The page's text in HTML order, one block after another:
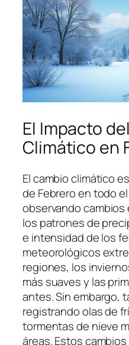
El Impacto
Climático en
El cambio climático
de Febrero en todo
observando
los patrones de
e intensidad de los
meteorológicos
regiones, los
más suaves y las
antes. Sin embargo,
registrando olas de
tormentas de nieve
áreas. Estos